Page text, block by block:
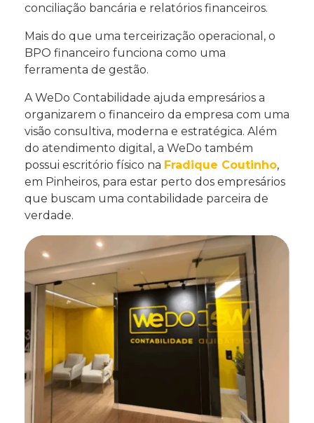
conciliação bancária e relatórios financeiros.
Mais do que uma terceirização operacional, o
BPO financeiro funciona como uma
ferramenta de gestão.
A WeDo Contabilidade ajuda empresários a
organizarem o financeiro da empresa com uma
visão consultiva, moderna e estratégica. Além
do atendimento digital, a WeDo também
possui escritório físico na Fradique Coutinho,
em Pinheiros, para estar perto dos empresários
que buscam uma contabilidade parceira de
verdade.